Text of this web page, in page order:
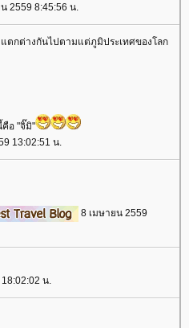
2559 8:45:56 น.
แตกต่างกันไปตามแต่ภูมิประเทศของโลก
อ "จิ๊มิ"
13:02:51 น.
8 เมษายน 2559
น.